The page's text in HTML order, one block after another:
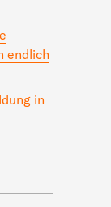
endlich
in